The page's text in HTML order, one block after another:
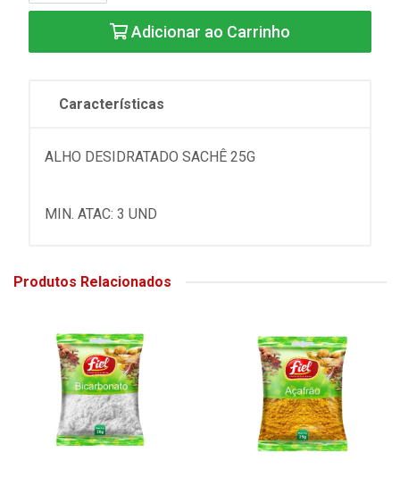
Adicionar ao Carrinho
Características
ALHO DESIDRATADO SACHÊ 25G
MIN. ATAC: 3 UND
Produtos Relacionados